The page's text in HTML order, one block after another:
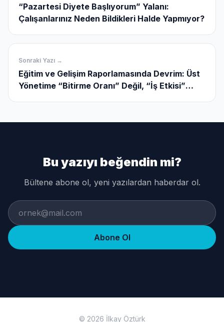
“Pazartesi Diyete Başlıyorum” Yalanı:
Çalışanlarınız Neden Bildikleri Halde Yapmıyor?
Sonraki Yazı →
Eğitim ve Gelişim Raporlamasında Devrim: Üst
Yönetime “Bitirme Oranı” Değil, “İş Etkisi”
Bu yazıyı beğendin mi?
Bültene abone ol, yeni yazılardan haberdar ol.
Abone Ol
© 2026 İlkay Öztürk